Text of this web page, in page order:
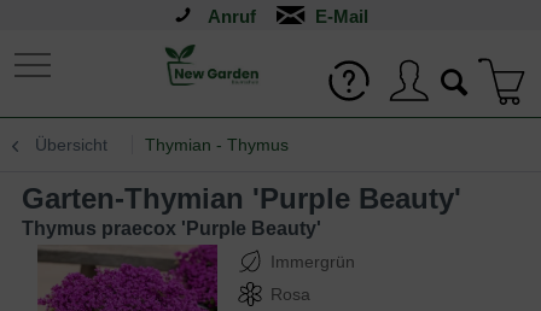
Anruf
Übersicht Thymian - Thymus
Garten-Thymian 'Purple Beauty'
Thymus praecox 'Purple Beauty'
Immergrün
Rosa